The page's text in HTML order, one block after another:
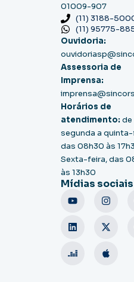
01009-907
(11) 3188-
(11) 95775-
Ouvidoria:
Assessoria de
Imprensa:
Horários de
atendimento: de
segunda a
das 08h30 às
Sexta-feira, das
às 13h30
Mídias sociais